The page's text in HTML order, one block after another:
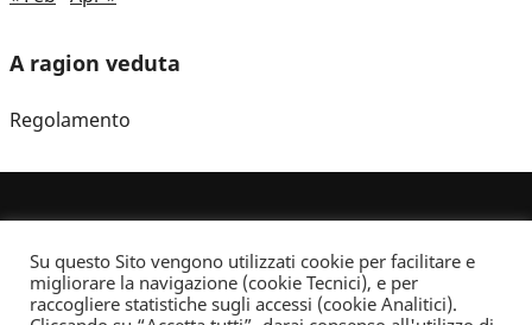
A ragion veduta
Regolamento
Su questo Sito vengono utilizzati cookie per facilitare e
migliorare la navigazione (cookie Tecnici), e per
raccogliere statistiche sugli accessi (cookie Analitici).